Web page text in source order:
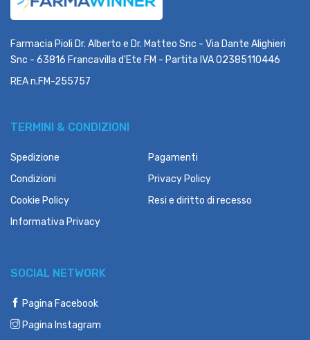
Farmacia Pioli Dr. Alberto e Dr. Matteo Snc - Via Dante Alighieri
Snc - 63816 Francavilla d'Ete FM - Partita IVA 02385110446
REA n.FM-255757
TERMINI & CONDIZIONI
Spedizione
Pagamenti
Condizioni
Privacy Policy
Cookie Policy
Resi e diritto di recesso
Informativa Privacy
SOCIAL NETWORK
Pagina Facebook
Pagina Instagram